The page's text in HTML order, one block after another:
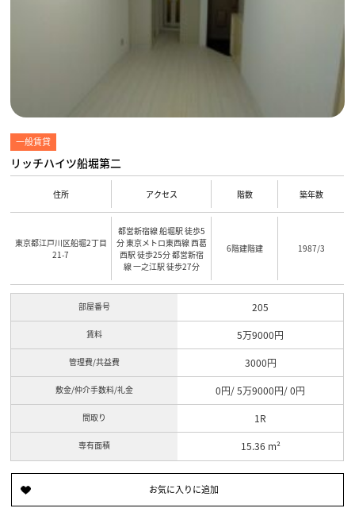
一般賃貸
リッチハイツ船堀第二
住所 アクセス 階数 築年数
東京都江戸川区船堀2丁目
21-7
都営新宿線 船堀駅 徒歩5
分 東京メトロ東西線 西葛
西駅 徒歩25分 都営新宿
線 一之江駅 徒歩27分
6階建階建 1987/3
部屋番号
賃料
管理費/共益費
敷金/仲介手数料/礼金
間取り
専有面積
205
5万9000円
3000円
0円/ 5万9000円/ 0円
1R
15.36 m²